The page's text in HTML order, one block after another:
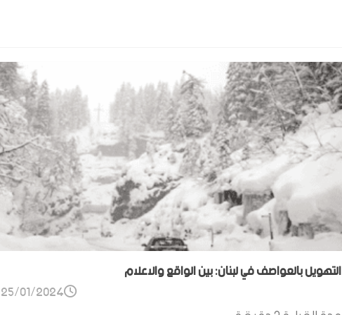
التهويل بالعواصف في لبنان: بين الواقع والاعلام
25/01/2024